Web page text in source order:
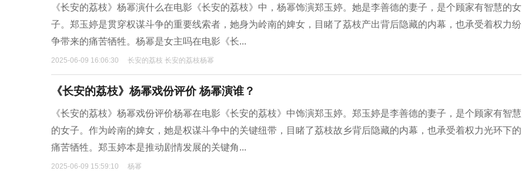
《长安的荔枝》杨幂演什么在电影《长安的荔枝》中，杨幂饰演郑玉婷。她是李善德的妻子，是个顾家有智慧的女
子。郑玉婷是贯穿权谋斗争的重要线索者，她身为岭南的婢女，目睹了荔枝产出背后隐藏的内幕，也承受着权力纷
争带来的痛苦牺牲。杨幂是女主吗在电影《长...
2025-06-09 16:06:30 长安的荔枝 长安的荔枝杨幂
《长安的荔枝》杨幂戏份评价 杨幂演谁？
《长安的荔枝》杨幂戏份评价杨幂在电影《长安的荔枝》中饰演郑玉婷。郑玉婷是李善德的妻子，是个顾家有智慧
的女子。作为岭南的婢女，她是权谋斗争中的关键纽带，目睹了荔枝故乡背后隐藏的内幕，也承受着权力光环下的
痛苦牺牲。郑玉婷本是推动剧情发展的关键角...
2025-06-09 15:59:10 杨幂